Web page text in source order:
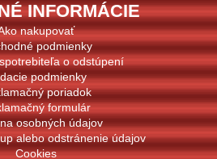
INFORMÁCIE
nakupovať
podmienky
o odstúpení
podmienky
poriadok
formulár
osobných údajov
alebo odstránenie údajov
Cookies